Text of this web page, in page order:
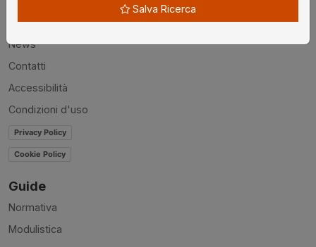
Disclaimer
News
Contatti
Accessibilità
Condizioni d'uso
Privacy Policy
Cookie Policy
Guide
Normativa
Modulistica
Salva Ricerca